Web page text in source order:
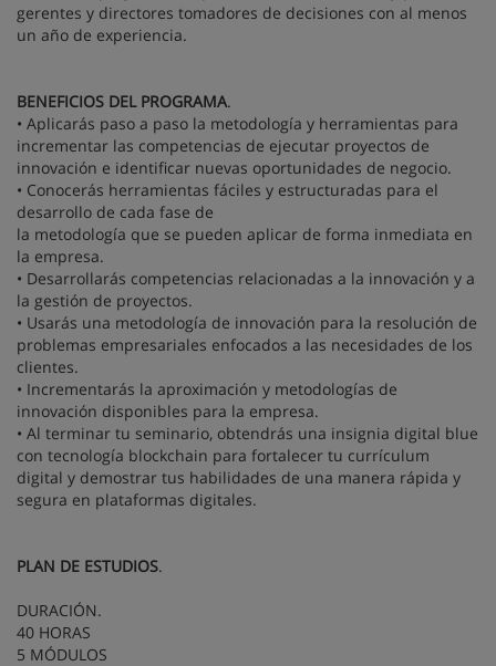
gerentes y directores tomadores de decisiones con al menos
un año de experiencia.
BENEFICIOS DEL PROGRAMA.
• Aplicarás paso a paso la metodología y herramientas para
incrementar las competencias de ejecutar proyectos de
innovación e identificar nuevas oportunidades de negocio.
• Conocerás herramientas fáciles y estructuradas para el
desarrollo de cada fase de
la metodología que se pueden aplicar de forma inmediata en
la empresa.
• Desarrollarás competencias relacionadas a la innovación y a
la gestión de proyectos.
• Usarás una metodología de innovación para la resolución de
problemas empresariales enfocados a las necesidades de los
clientes.
• Incrementarás la aproximación y metodologías de
innovación disponibles para la empresa.
• Al terminar tu seminario, obtendrás una insignia digital blue
con tecnología blockchain para fortalecer tu currículum
digital y demostrar tus habilidades de una manera rápida y
segura en plataformas digitales.
PLAN DE ESTUDIOS.
DURACIÓN.
40 HORAS
5 MÓDULOS